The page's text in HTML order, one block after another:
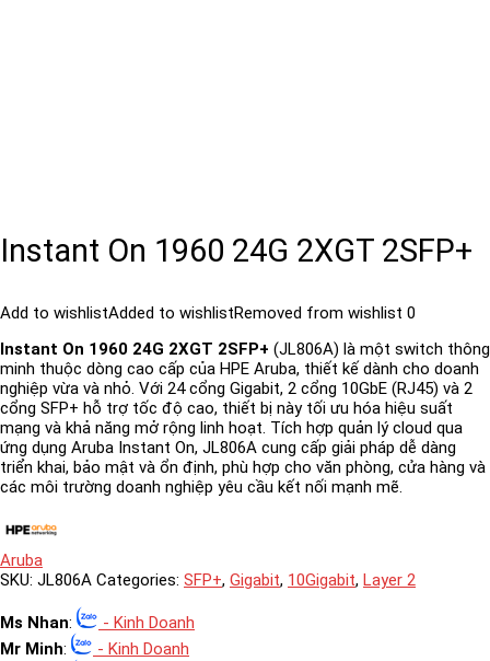
Instant On 1960 24G 2XGT 2SFP+
Add to wishlistAdded to wishlistRemoved from wishlist 0
Instant On 1960 24G 2XGT 2SFP+ (JL806A) là một switch thông
minh thuộc dòng cao cấp của HPE Aruba, thiết kế dành cho doanh
nghiệp vừa và nhỏ. Với 24 cổng Gigabit, 2 cổng 10GbE (RJ45) và 2
cổng SFP+ hỗ trợ tốc độ cao, thiết bị này tối ưu hóa hiệu suất
mạng và khả năng mở rộng linh hoạt. Tích hợp quản lý cloud qua
ứng dụng Aruba Instant On, JL806A cung cấp giải pháp dễ dàng
triển khai, bảo mật và ổn định, phù hợp cho văn phòng, cửa hàng và
các môi trường doanh nghiệp yêu cầu kết nối mạnh mẽ.
Aruba
SKU: JL806A Categories: SFP+, Gigabit, 10Gigabit, Layer 2
Ms Nhan:
- Kinh Doanh
Mr Minh: - Kinh Doanh